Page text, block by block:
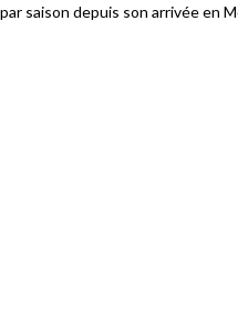
saison depuis son arrivée en